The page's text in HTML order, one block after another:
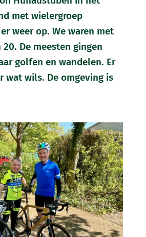
met wielergroep
weer op. We waren met
De meesten gingen
golfen en wandelen. Er
wat wils. De omgeving is